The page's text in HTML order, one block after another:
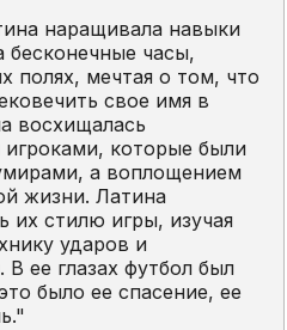
наращивала навыки
часы,
полях, мечтая о том, что
свое имя в
восхищалась
которые были
а воплощением
жизни. Латина
их стилю игры, изучая
ударов и
ее глазах футбол был
было ее спасение, ее
"